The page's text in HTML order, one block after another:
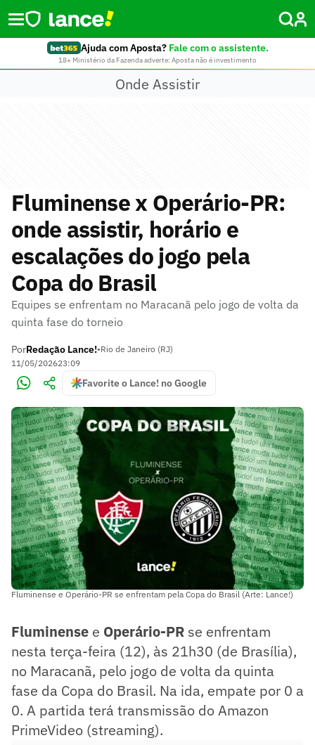
Ajuda com Aposta? Fale com o assistente.
18+ Ministério da Fazenda adverte: Aposta não é investimento
Onde Assistir
Fluminense x Operário-PR:
onde assistir, horário e
escalações do jogo pela
Copa do Brasil
Equipes se enfrentam no Maracanã pelo jogo de volta da
quinta fase do torneio
PorRedação Lance!•Rio de Janeiro (RJ)
11/05/202623:09
Favorite o Lance! no Google
Fluminense e Operário-PR se enfrentam pela Copa do Brasil (Arte: Lance!)
Fluminense e Operário-PR se enfrentam
nesta terça-feira (12), às 21h30 (de Brasília),
no Maracanã, pelo jogo de volta da quinta
fase da Copa do Brasil. Na ida, empate por 0 a
0. A partida terá transmissão do Amazon
PrimeVideo (streaming).